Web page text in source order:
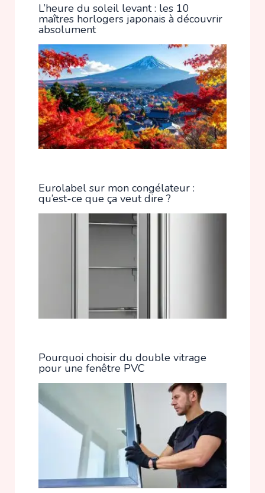
L’heure du soleil levant : les 10
maîtres horlogers japonais à découvrir
absolument
Eurolabel sur mon congélateur :
qu’est-ce que ça veut dire ?
Pourquoi choisir du double vitrage
pour une fenêtre PVC